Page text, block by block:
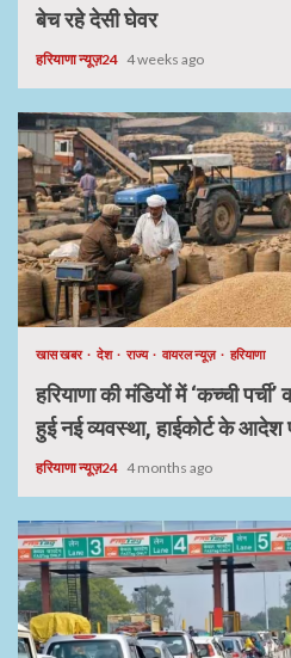
बेच रहे देसी घेवर
हरियाणा न्यूज़24 4 weeks ago
खास खबर देश राज्य वायरल न्यूज़ हरियाणा
हरियाणा की मंडियों में ‘कच्ची
हुई नई व्यवस्था, हाईकोर्ट के
हरियाणा न्यूज़24 4 months ago